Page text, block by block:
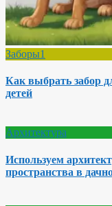
Заборы1
Как выбрать забор
детей
Архитектура
Используем
пространства в